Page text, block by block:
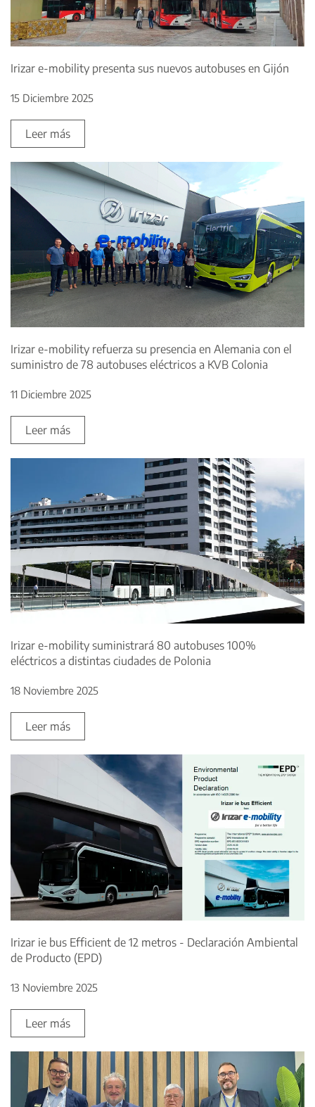
Irizar e-mobility presenta sus nuevos autobuses en Gijón
15 Diciembre 2025
Leer más
Irizar e-mobility refuerza su presencia en Alemania con el
suministro de 78 autobuses eléctricos a KVB Colonia
11 Diciembre 2025
Leer más
Irizar e-mobility suministrará 80 autobuses 100%
eléctricos a distintas ciudades de Polonia
18 Noviembre 2025
Leer más
Irizar ie bus Efficient de 12 metros - Declaración Ambiental
de Producto (EPD)
13 Noviembre 2025
Leer más